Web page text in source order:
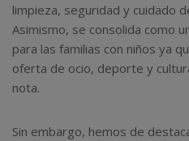
limpieza, seguridad y cuidado
Asimismo, se consolida como
para las familias con niños ya
oferta de ocio, deporte y
nota.
Sin embargo, hemos de